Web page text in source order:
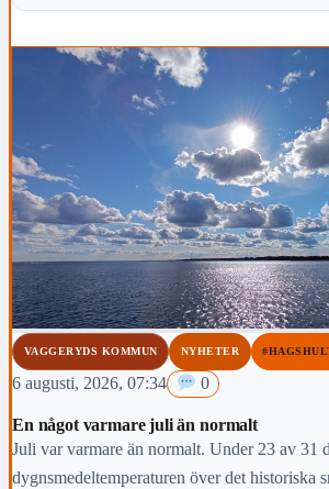
VAGGERYDS KOMMUN NYHETER
6 augusti, 2026, 07:34 0
En något varmare juli än normalt
Juli var varmare än normalt. Under 23 av 31
dygnsmedeltemperaturen över det historiska